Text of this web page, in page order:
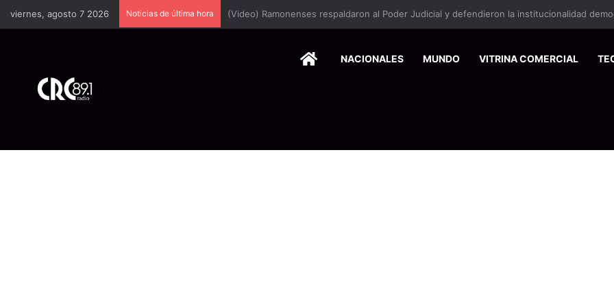
viernes, agosto 7 2026 Noticias de última hora
HOMENACIONALES MUNDO VITRINA COMERCIAL